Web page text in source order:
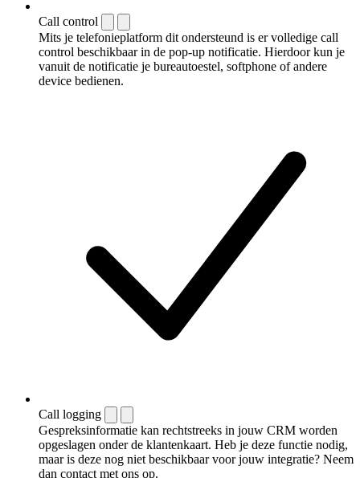
Call control
Mits je telefonieplatform dit ondersteund is er volledige call
control beschikbaar in de pop-up notificatie. Hierdoor kun je
vanuit de notificatie je bureautoestel, softphone of andere
device bedienen.
Call logging
Gespreksinformatie kan rechtstreeks in jouw CRM worden
opgeslagen onder de klantenkaart. Heb je deze functie nodig,
maar is deze nog niet beschikbaar voor jouw integratie? Neem
dan contact met ons op.